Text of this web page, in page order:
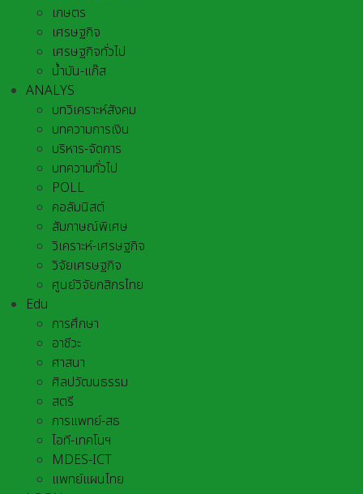
เกษตร
เศรษฐกิจ
เศรษฐกิจทั่วไป
น้ำมัน-แก๊ส
ANALYS
บทวิเคราะห์สังคม
บทความการเงิน
บริหาร-จัดการ
บทความทั่วไป
POLL
คอลัมนิสต์
สัมภาษณ์พิเศษ
วิเคราะห์-เศรษฐกิจ
วิจัยเศรษฐกิจ
ศูนย์วิจัยกสิกรไทย
Edu
การศึกษา
อาชีวะ
ศาสนา
ศิลปวัฒนธรรม
สตรี
การแพทย์-สธ
ไอที-เทคโนฯ
MDES-ICT
แพทย์แผนไทย